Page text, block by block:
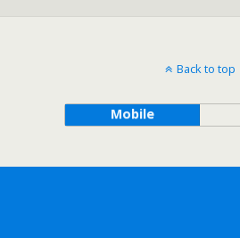
Back to top
Mobile